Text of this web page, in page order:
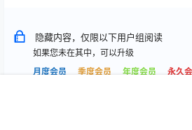
隐藏内容，仅限以下用户组阅读
如果您未在其中，可以升级
月度会员
季度会员 年度会员 永久